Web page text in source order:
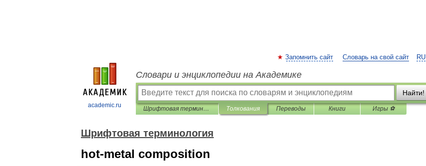
academic.ru
RU
Запомнить сайт Словарь на свой сайт
Словари и энциклопедии на Академике
Найти!
Шрифтовая терминология Толкования Переводы Книги Игры ⚽
Шрифтовая терминология
hot-metal composition